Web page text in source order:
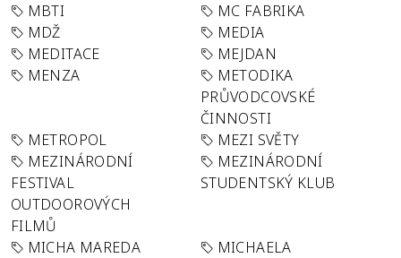
MBTI
MC FABRIKA
MDŽ
MEDIA
MEDITACE
MEJDAN
MENZA
METODIKA
PRŮVODCOVSKÉ
ČINNOSTI
METROPOL
MEZI SVĚTY
MEZINÁRODNÍ
FESTIVAL
OUTDOOROVÝCH
FILMŮ
MEZINÁRODNÍ
STUDENTSKÝ KLUB
MICHA MAREDA
MICHAELA